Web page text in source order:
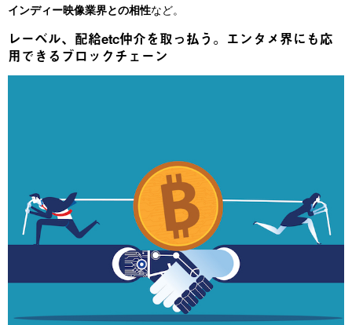
インディー映像業界との相性など。
レーベル、配給etc仲介を取っ払う。エンタメ界にも応
用できるブロックチェーン